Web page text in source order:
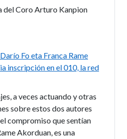
del Coro Arturo Kanpion
Fo eta Franca Rame
inscripción en el 010, la red
a veces actuando y otras
sobre estos dos autores
compromiso que sentían
Akorduan, es una